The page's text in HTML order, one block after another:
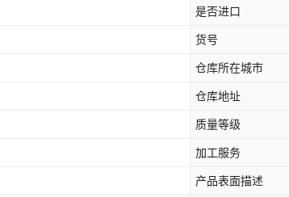
是否进口
货号
仓库所在城市
仓库地址
质量等级
加工服务
产品表面描述